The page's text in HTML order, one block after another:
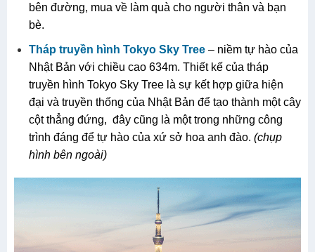
bên đường, mua về làm quà cho người thân và bạn
bè.
Tháp truyền hình Tokyo Sky Tree– niềm tự hào của
Nhật Bản với chiều cao 634m. Thiết kế của tháp
truyền hình Tokyo Sky Tree là sự kết hợp giữa hiện
đại và truyền thống của Nhật Bản để tạo thành một cây
cột thẳng đứng, đây cũng là một trong những công
trình đáng để tự hào của xứ sở hoa anh đào. (chụp
hình bên ngoài)